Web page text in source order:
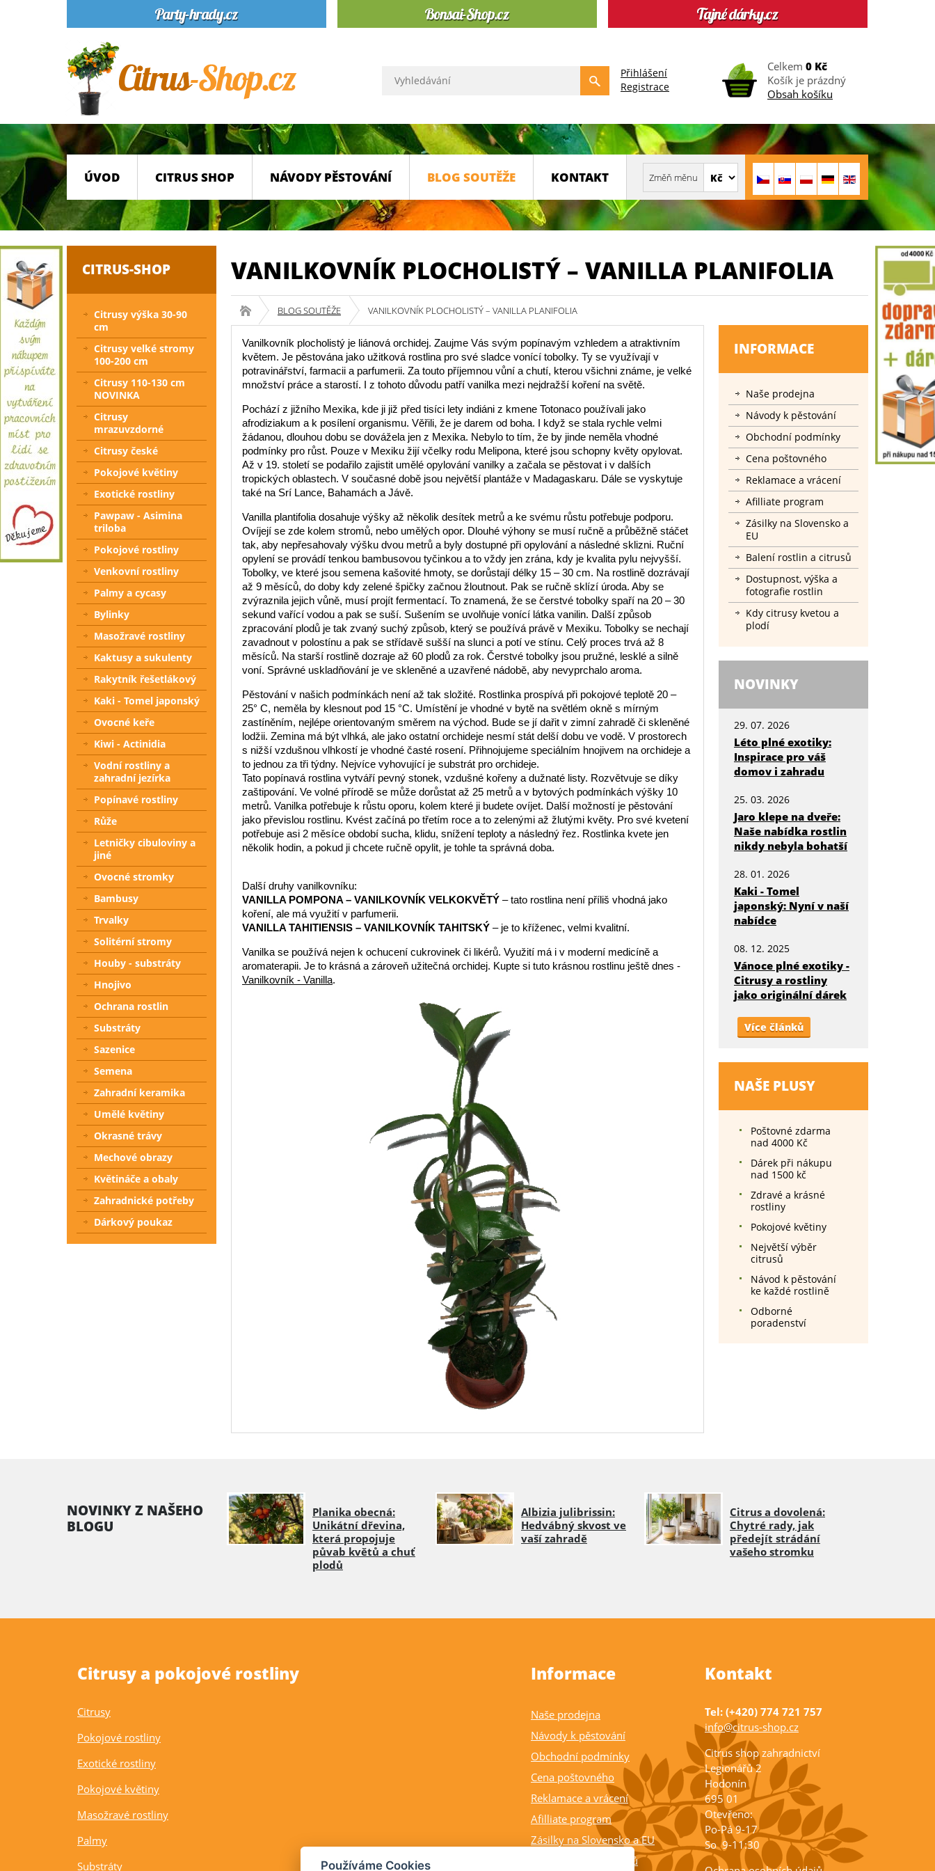
Přihlášení
Registrace
Celkem 0 Kč
Košík je prázdný
Obsah košíku
ÚVOD CITRUS SHOP NÁVODY PĚSTOVÁNÍ BLOG SOUTĚŽE KONTAKT
VANILKOVNÍK PLOCHOLISTÝ – VANILLA PLANIFOLIA
BLOG SOUTĚŽE VANILKOVNÍK PLOCHOLISTÝ – VANILLA PLANIFOLIA
Vanilkovník plocholistý je liánová orchidej. Zaujme Vás svým popínavým vzhledem a atraktivním
květem. Je pěstována jako užitková rostlina pro své sladce vonící tobolky. Ty se využívají v
potravinářství, farmacii a parfumerii. Za touto příjemnou vůní a chutí, kterou všichni známe, je velké
množství práce a starostí. I z tohoto důvodu patří vanilka mezi nejdražší koření na světě.
Pochází z jižního Mexika, kde ji již před tisíci lety indiáni z kmene Totonaco používali jako
afrodiziakum a k posílení organismu. Věřili, že je darem od boha. I když se stala rychle velmi
žádanou, dlouhou dobu se dovážela jen z Mexika. Nebylo to tím, že by jinde neměla vhodné
podmínky pro růst. Pouze v Mexiku žijí včelky rodu Melipona, které jsou schopny květy opylovat.
Až v 19. století se podařilo zajistit umělé opylování vanilky a začala se pěstovat i v dalších
tropických oblastech. V současné době jsou největší plantáže v Madagaskaru. Dále se vyskytuje
také na Srí Lance, Bahamách a Jávě.
Vanilla plantifolia dosahuje výšky až několik desítek metrů a ke svému růstu potřebuje podporu.
Ovíjejí se zde kolem stromů, nebo umělých opor. Dlouhé výhony se musí ručně a průběžně stáčet
tak, aby nepřesahovaly výšku dvou metrů a byly dostupné při opylování a následné sklizni. Ruční
opylení se provádí tenkou bambusovou tyčinkou a to vždy jen zrána, kdy je kvalita pylu nejvyšší.
Tobolky, ve které jsou semena kašovité hmoty, se dorůstají délky 15 – 30 cm. Na rostlině dozrávají
až 9 měsíců, do doby kdy zelené špičky začnou žloutnout. Pak se ručně sklízí úroda. Aby se
zvýraznila jejich vůně, musí projít fermentací. To znamená, že se čerstvé tobolky spaří na 20 – 30
sekund vařící vodou a pak se suší. Sušením se uvolňuje vonící látka vanilin. Další způsob
zpracování plodů je tak zvaný suchý způsob, který se používá právě v Mexiku. Tobolky se nechají
zavadnout v polostínu a pak se střídavě sušší na slunci a potí ve stínu. Celý proces trvá až 8
měsíců. Na starší rostlině dozraje až 60 plodů za rok. Čerstvé tobolky jsou pružné, lesklé a silně
voní. Správné uskladňování je ve skleněné a uzavřené nádobě, aby nevyprchalo aroma.
Pěstování v našich podmínkách není až tak složité. Rostlinka prospívá při pokojové teplotě 20 –
25° C, neměla by klesnout pod 15 °C. Umístění je vhodné v bytě na světlém okně s mírným
zastíněním, nejlépe orientovaným směrem na východ. Bude se jí dařit v zimní zahradě či skleněné
lodžii. Zemina má být vlhká, ale jako ostatní orchideje nesmí stát delší dobu ve vodě. V prostorech
s nižší vzdušnou vlhkostí je vhodné časté rosení. Přihnojujeme speciálním hnojivem na orchideje a
to jednou za tři týdny. Nejvíce vyhovující je substrát pro orchideje.
Tato popínavá rostlina vytváří pevný stonek, vzdušné kořeny a dužnaté listy. Rozvětvuje se díky
zaštipování. Ve volné přírodě se může dorůstat až 25 metrů a v bytových podmínkách výšky 10
metrů. Vanilka potřebuje k růstu oporu, kolem které ji budete ovíjet. Další možností je pěstování
jako převislou rostlinu. Kvést začíná po třetím roce a to zelenými až žlutými květy. Pro své kvetení
potřebuje asi 2 měsíce období sucha, klidu, snížení teploty a následný řez. Rostlinka kvete jen
několik hodin, a pokud ji chcete ručně opylit, je tohle ta správná doba.
Další druhy vanilkovníku:
VANILLA POMPONA – VANILKOVNÍK VELKOKVĚTÝ – tato rostlina není příliš vhodná jako
koření, ale má využití v parfumerii.
VANILLA TAHITIENSIS – VANILKOVNÍK TAHITSKÝ – je to kříženec, velmi kvalitní.
Vanilka se používá nejen k ochucení cukrovinek či likérů. Využití má i v moderní medicíně a
aromaterapii. Je to krásná a zároveň užitečná orchidej. Kupte si tuto krásnou rostlinu ještě dnes -
Vanilkovník - Vanilla.
INFORMACE
Naše prodejna
Návody k pěstování
Obchodní podmínky
Cena poštovného
Reklamace a vrácení
Afilliate program
Zásilky na Slovensko a
EU
Balení rostlin a citrusů
Dostupnost, výška a
fotografie rostlin
Kdy citrusy kvetou a
plodí
NOVINKY
29. 07. 2026
Léto plné exotiky:
Inspirace pro váš
domov i zahradu
25. 03. 2026
Jaro klepe na dveře:
Naše nabídka rostlin
nikdy nebyla bohatší
28. 01. 2026
Kaki - Tomel
japonský: Nyní v naší
nabídce
08. 12. 2025
Vánoce plné exotiky -
Citrusy a rostliny
jako originální dárek
Více článků
NAŠE PLUSY
Poštovné zdarma
nad 4000 Kč
Dárek při nákupu
nad 1500 kč
Zdravé a krásné
rostliny
Pokojové květiny
Největší výběr
citrusů
Návod k pěstování
ke každé rostlině
Odborné
poradenství
CITRUS-SHOP
Citrusy výška 30-90
cm
Citrusy velké stromy
100-200 cm
Citrusy 110-130 cm
NOVINKA
Citrusy
mrazuvzdorné
Citrusy české
Pokojové květiny
Exotické rostliny
Pawpaw - Asimina
triloba
Pokojové rostliny
Venkovní rostliny
Palmy a cycasy
Bylinky
Masožravé rostliny
Kaktusy a sukulenty
Rakytník řešetlákový
Kaki - Tomel japonský
Ovocné keře
Kiwi - Actinidia
Vodní rostliny a
zahradní jezírka
Popínavé rostliny
Růže
Letničky cibuloviny a
jiné
Ovocné stromky
Bambusy
Trvalky
Solitérní stromy
Houby - substráty
Hnojivo
Ochrana rostlin
Substráty
Sazenice
Semena
Zahradní keramika
Umělé květiny
Okrasné trávy
Mechové obrazy
Květináče a obaly
Zahradnické potřeby
Dárkový poukaz
NOVINKY Z NAŠEHO
BLOGU
Planika obecná:
Unikátní dřevina,
která propojuje
půvab květů a chuť
plodů
Albizia julibrissin:
Hedvábný skvost ve
vaší zahradě
Citrus a dovolená:
Chytré rady, jak
předejít strádání
vašeho stromku
Citrusy a pokojové rostliny
Citrusy
Pokojové rostliny
Exotické rostliny
Pokojové květiny
Masožravé rostliny
Palmy
Substráty
Informace
Naše prodejna
Návody k pěstování
Obchodní podmínky
Cena poštovného
Reklamace a vrácení
Afilliate program
Zásilky na Slovensko a EU
Balení rostlin a citrusů
Kontakt
Tel: (+420) 774 721 757
info@citrus-shop.cz
Citrus shop zahradnictví
Legionářů 2
Hodonín
695 01
Otevřeno:
Po-Pá 9-17
So 9-11:30
Používáme Cookies